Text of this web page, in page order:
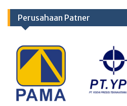
Perusahaan Patner